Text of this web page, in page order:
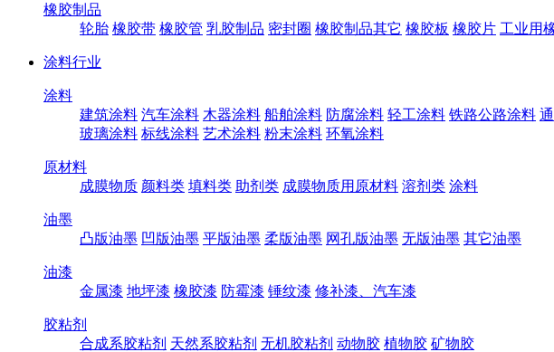
橡胶制品
轮胎 橡胶带 橡胶管 乳胶制品 密封圈 橡胶制品其它 橡胶板 橡胶片 工业用
涂料行业
涂料
建筑涂料 汽车涂料 木器涂料 船舶涂料 防腐涂料 轻工涂料 铁路公路涂料
玻璃涂料 标线涂料 艺术涂料 粉末涂料 环氧涂料
原材料
成膜物质 颜料类 填料类 助剂类 成膜物质用原材料 溶剂类 涂料
油墨
凸版油墨 凹版油墨 平版油墨 柔版油墨 网孔版油墨 无版油墨 其它油墨
油漆
金属漆 地坪漆 橡胶漆 防霉漆 锤纹漆 修补漆、汽车漆
胶粘剂
合成系胶粘剂 天然系胶粘剂 无机胶粘剂 动物胶 植物胶 矿物胶